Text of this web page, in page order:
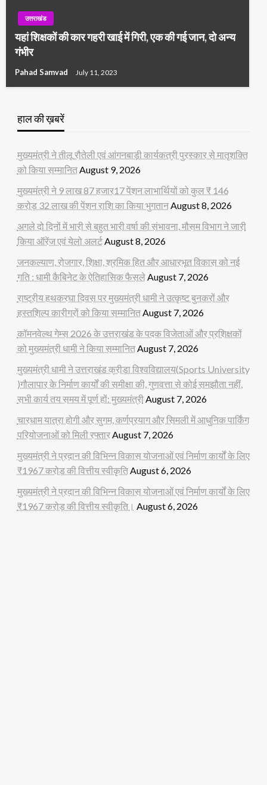
उत्तराखंड
यहां शिक्षकों की कार गहरी खाई में गिरी, एक की गई जान, दो अन्य
गंभीर
Pahad Samvad July 11, 2023
हाल की ख़बरें
मुख्यमंत्री ने तीलू रौतेली एवं आंगनबाड़ी कार्यकत्री पुरस्कार से मातृशक्ति
को किया सम्मानितAugust 9, 2026
मुख्यमंत्री ने 9 लाख 87 हजार17 पेंशन लाभार्थियों को कुल ₹ 146
करोड़ 32 लाख की पेंशन राशि का किया भुगतानAugust 8, 2026
अगले दो दिनों में भारी से बहुत भारी वर्षा की संभावना, मौसम विभाग ने जारी
किया ऑरेंज एवं येलो अलर्टAugust 8, 2026
जनकल्याण, रोजगार, शिक्षा, श्रमिक हित और आधारभूत विकास को नई
गति : धामी कैबिनेट के ऐतिहासिक फैसलेAugust 7, 2026
राष्ट्रीय हथकरघा दिवस पर मुख्यमंत्री धामी ने उत्कृष्ट बुनकरों और
हस्तशिल्प कारीगरों को किया सम्मानितAugust 7, 2026
कॉमनवेल्थ गेम्स 2026 के उत्तराखंड के पदक विजेताओं और प्रशिक्षकों
को मुख्यमंत्री धामी ने किया सम्मानितAugust 7, 2026
मुख्यमंत्री धामी ने उत्तराखंड क्रीड़ा विश्वविद्यालय(Sports University
)गौलापार के निर्माण कार्यों की समीक्षा की, गुणवत्ता से कोई समझौता नहीं,
सभी कार्य तय समय में पूर्ण हों: मुख्यमंत्रीAugust 7, 2026
चारधाम यात्रा होगी और सुगम, कर्णप्रयाग और सिमली में आधुनिक पार्किंग
परियोजनाओं को मिली रफ्तारAugust 7, 2026
मुख्यमंत्री ने प्रदान की विभिन्न विकास योजनाओं एवं निर्माण कार्यों के लिए
₹1967 करोड़ की वित्तीय स्वीकृतिAugust 6, 2026
मुख्यमंत्री ने प्रदान की विभिन्न विकास योजनाओं एवं निर्माण कार्यों के लिए
₹1967 करोड़ की वित्तीय स्वीकृति। August 6, 2026